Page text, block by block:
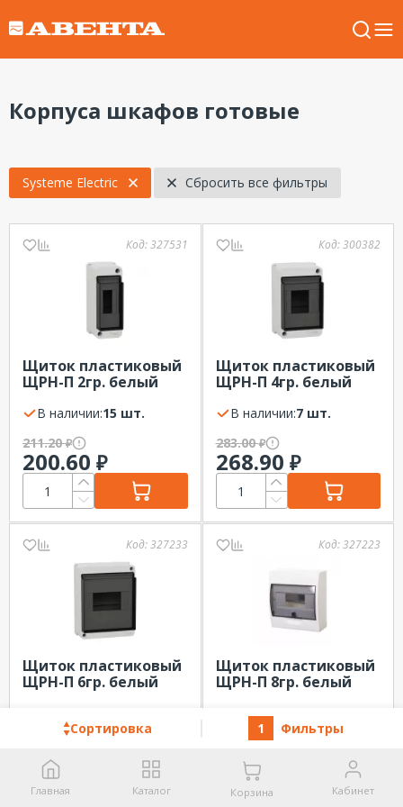
Корпуса шкафов готовые
Сортировка 1 Фильтры
Systeme Electric Сбросить все фильтры
Код:327531
Щиток пластиковый
ЩРН-П 2гр. белый
дверь черн. прозр.
В наличии:
15 шт.
211.20₽
200.60 ₽
Код:300382
Щиток пластиковый
ЩРН-П 4гр. белый
дверь черн.
В наличии:
7 шт.
283.00₽
268.90 ₽
Код:327233
Щиток пластиковый
ЩРН-П 6гр. белый
385.20
Код:327223
Щиток пластиковый
ЩРН-П 8гр. белый
дверь черн. прозр.
В наличии:
941.60₽
894.50
Главная Каталог Корзина Кабинет